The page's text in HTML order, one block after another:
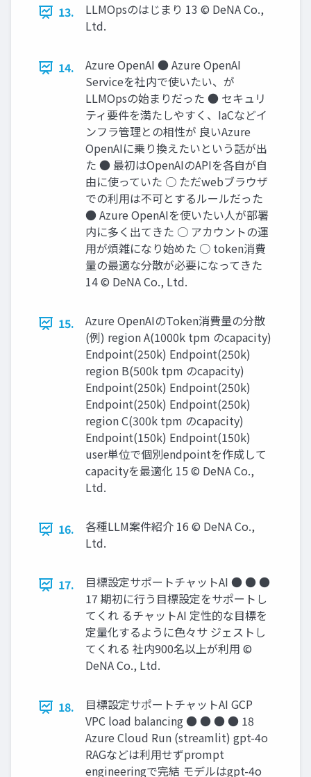
13.
LLMOpsのはじまり 13 © DeNA Co.,
Ltd.
14.
Azure OpenAI ● Azure OpenAI
Serviceを社内で使いたい、が
LLMOpsの始まりだった ● セキュリ
ティ要件を満たしやすく、IaCなどイ
ンフラ管理との相性が 良いAzure
OpenAIに乗り換えたいという話が出
た ● 最初はOpenAIのAPIを各⾃が⾃
由に使っていた ○ ただwebブラウザ
での利⽤は不可とするルールだった
● Azure OpenAIを使いたい⼈が部署
内に多く出てきた ○ アカウントの運
⽤が煩雑になり始めた ○ token消費
量の最適な分散が必要になってきた
14 © DeNA Co., Ltd.
15.
Azure OpenAIのToken消費量の分散
(例) region A(1000k tpm のcapacity)
Endpoint(250k) Endpoint(250k)
region B(500k tpm のcapacity)
Endpoint(250k) Endpoint(250k)
Endpoint(250k) Endpoint(250k)
region C(300k tpm のcapacity)
Endpoint(150k) Endpoint(150k)
user単位で個別endpointを作成して
capacityを最適化 15 © DeNA Co.,
Ltd.
16.
各種LLM案件紹介 16 © DeNA Co.,
Ltd.
17.
⽬標設定サポートチャットAI ● ● ●
17 期初に⾏う⽬標設定をサポートし
てくれ るチャットAI 定性的な⽬標を
定量化するように⾊々サ ジェストし
てくれる 社内900名以上が利⽤ ©
DeNA Co., Ltd.
18.
⽬標設定サポートチャットAI GCP
VPC load balancing ● ● ● ● 18
Azure Cloud Run (streamlit) gpt-4o
RAGなどは利⽤せずprompt
engineeringで完結 モデルはgpt-4o